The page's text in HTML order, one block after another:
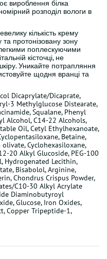
вироблення білка
розподіл вологи в
кількість крему
протонізовану зону
поплескуючими
кісточці, не
Уникайте потрапляння
щодня вранці та
Dicaprylate/Dicaprate,
3 Methylglucose Distearate,
Squalane, Phenyl
Alcohol, C14-22 Alcohols,
Oil, Cetyl Ethylhexanoate,
Betaine,
Cyclohexasiloxane,
20 Alkyl Glucoside, PEG-100
Hydrogenated Lecithin,
Bisabolol, Arginine,
Chondrus Crispus Powder,
C10-30 Alkyl Acrylate
Diaminobutyroyl
Glucose, Iron Oxides,
Copper Tripeptide-1,